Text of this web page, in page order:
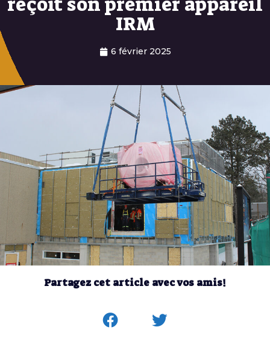
IRM
6 février 2025
Partagez cet article avec vos amis!